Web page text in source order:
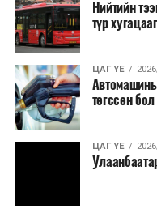
Нийтийн
түр
ЦАГ ҮЕ
төгссөн
ЦАГ ҮЕ